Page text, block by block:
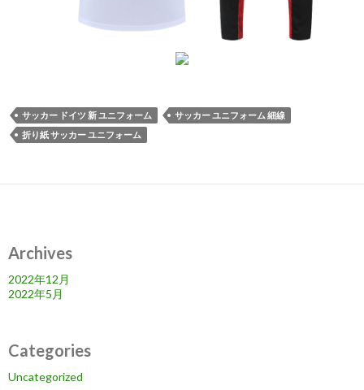
サッカー ドイツ 新 ユニフォーム
サッカー ユニフォーム 細線
折り紙 サッカー ユニフォーム
Archives
2022年12月
2022年5月
Categories
Uncategorized